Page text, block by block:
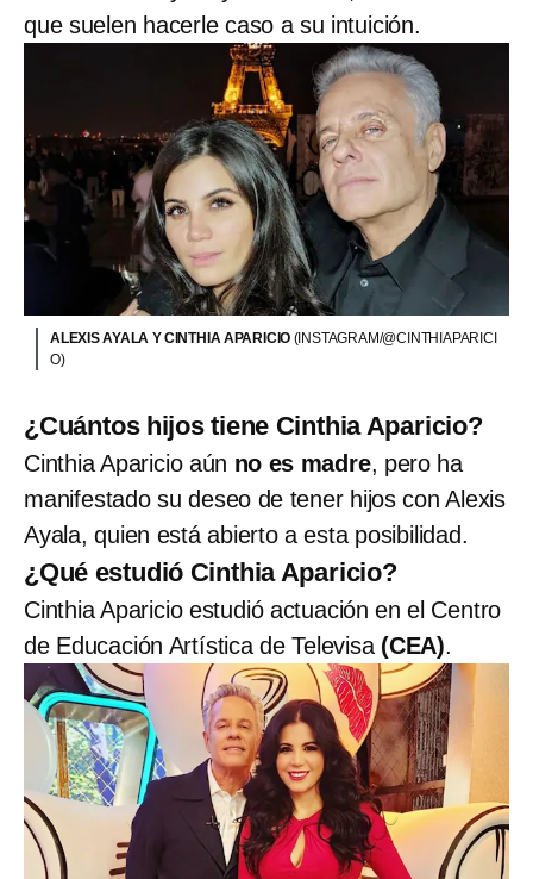
que suelen hacerle caso a su intuición.
ALEXIS AYALA Y CINTHIA APARICIO (INSTAGRAM/@CINTHIAPARICI
O)
¿Cuántos hijos tiene Cinthia Aparicio?
Cinthia Aparicio aún no es madre, pero ha
manifestado su deseo de tener hijos con Alexis
Ayala, quien está abierto a esta posibilidad.
¿Qué estudió Cinthia Aparicio?
Cinthia Aparicio estudió actuación en el Centro
de Educación Artística de Televisa(CEA).